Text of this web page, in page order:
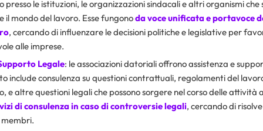
le istituzioni, le organizzazioni sindacali e altri organismi che
mondo del lavoro. Esse fungonoda voce unificata e portavoce
, cercando di influenzare le decisioni politiche e legislative per
alle imprese.
Legale: le associazioni datoriali offrono assistenza e
include consulenza su questioni contrattuali, regolamenti del
e altre questioni legali che possono sorgere nel corso delle attività
di consulenza in caso di controversie legali, cercando di